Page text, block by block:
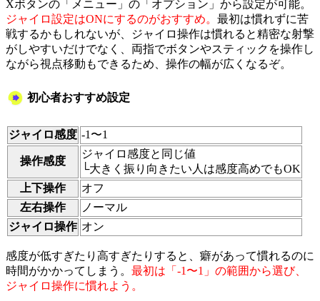
Xボタンの「メニュー」の「オプション」から設定が可能。
ジャイロ設定はONにするのがおすすめ。 最初は慣れずに苦
戦するかもしれないが、ジャイロ操作は慣れると精密な射撃
がしやすいだけでなく、両指でボタンやスティックを操作し
ながら視点移動もできるため、操作の幅が広くなるぞ。
初心者おすすめ設定
ジャイロ感度 -1〜1
操作感度
ジャイロ感度と同じ値
└大きく振り向きたい人は感度高めでもOK
上下操作
オフ
左右操作
ノーマル
ジャイロ操作 オン
感度が低すぎたり高すぎたりすると、癖があって慣れるのに
時間がかかってしまう。 最初は「-1〜1」の範囲から選び、
ジャイロ操作に慣れよう。